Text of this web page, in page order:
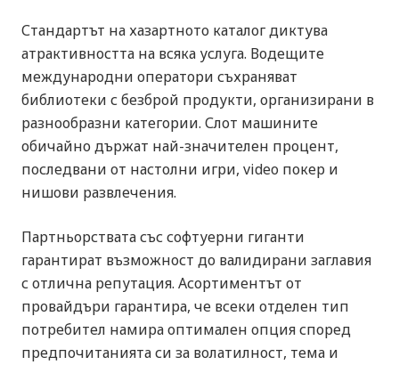
Стандартът на хазартното каталог диктува
атрактивността на всяка услуга. Водещите
международни оператори съхраняват
библиотеки с безброй продукти, организирани в
разнообразни категории. Слот машините
обичайно държат най-значителен процент,
последвани от настолни игри, video покер и
нишови развлечения.
Партньорствата със софтуерни гиганти
гарантират възможност до валидирани заглавия
с отлична репутация. Асортиментът от
провайдъри гарантира, че всеки отделен тип
потребител намира оптимален опция според
предпочитанията си за волатилност, тема и